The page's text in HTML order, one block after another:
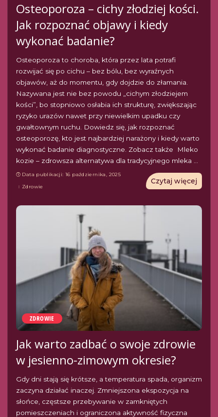
Osteoporoza – cichy złodziej kości.
Jak rozpoznać objawy i kiedy
wykonać badanie?
Osteoporoza to choroba, która przez lata potrafi
rozwijać się po cichu – bez bólu, bez wyraźnych
objawów, aż do momentu, gdy dojdzie do złamania.
Nazywana jest nie bez powodu „cichym złodziejem
kości”, bo stopniowo osłabia ich strukturę, zwiększając
ryzyko urazów nawet przy niewielkim upadku czy
gwałtownym ruchu. Dowiedz się, jak rozpoznać
osteoporozę, kto jest najbardziej narażony i kiedy warto
wykonać badanie diagnostyczne. Zobacz także Mleko
kozie – zdrowsza alternatywa dla tradycyjnego mleka
Data publikacji: 16 października, 2025
Zdrowie
Czytaj więcej
ZDROWIE
Jak warto zadbać o swoje zdrowie
w jesienno-zimowym okresie?
Gdy dni stają się krótsze, a temperatura spada, organizm
zaczyna działać inaczej. Zmniejszona ekspozycja na
słońce, częstsze przebywanie w zamkniętych
pomieszczeniach i ograniczona aktywność fizyczna